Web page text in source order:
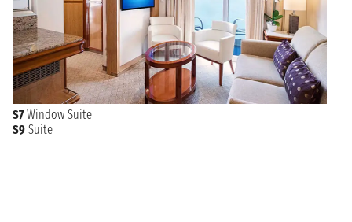
S7 Window Suite
S9 Suite